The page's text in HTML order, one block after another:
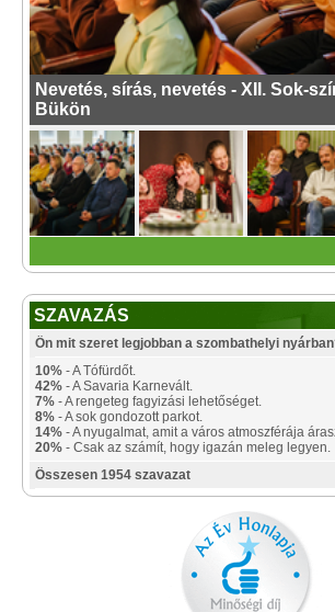
Nevetés, sírás, nevetés - XII. Sok-
Bükön
SZAVAZÁS
Ön mit szeret legjobban a szombathelyi
10% - A Tófürdőt.
42% - A Savaria Karnevált.
7% - A rengeteg fagyizási lehetőséget.
8% - A sok gondozott parkot.
14% - A nyugalmat, amit a város atmoszférája
20% - Csak az számít, hogy igazán meleg legyen.
Összesen 1954 szavazat